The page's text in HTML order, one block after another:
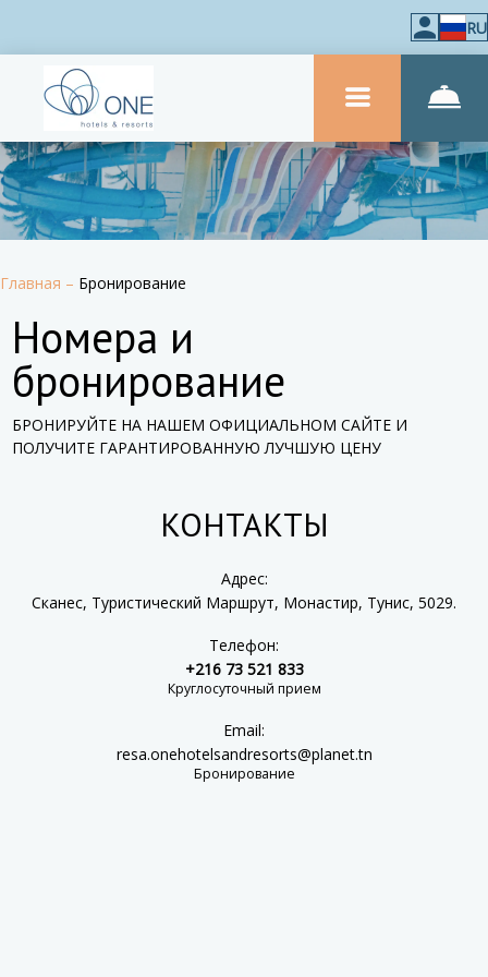
RU
Главная – Бронирование
Номера и
бронирование
БРОНИРУЙТЕ НА НАШЕМ ОФИЦИАЛЬНОМ САЙТЕ И
ПОЛУЧИТЕ ГАРАНТИРОВАННУЮ ЛУЧШУЮ ЦЕНУ
КОНТАКТЫ
Адрес:
Сканес, Туристический Маршрут, Монастир, Тунис, 5029.
Телефон:
+216 73 521 833
Круглосуточный прием
Email:
resa.onehotelsandresorts@planet.tn
Бронирование